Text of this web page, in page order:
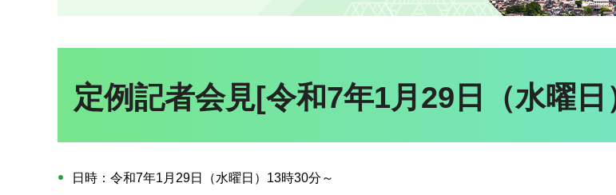
定例記者会見[令和7年1月29日（水曜日
日時：令和7年1月29日（水曜日）13時30分～